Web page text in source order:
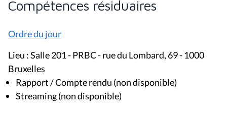
Compétences résiduaires
Ordre du jour
Lieu : Salle 201 - PRBC - rue du Lombard, 69 - 1000
Bruxelles
Rapport / Compte rendu (non disponible)
Streaming (non disponible)